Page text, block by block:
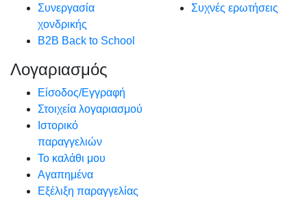
Συνεργασία
χονδρικής
B2B Back to School
Συχνές ερωτήσεις
Λογαριασμός
Είσοδος/Εγγραφή
Στοιχεία λογαριασμού
Ιστορικό
παραγγελιών
Το καλάθι μου
Αγαπημένα
Εξέλιξη παραγγελίας